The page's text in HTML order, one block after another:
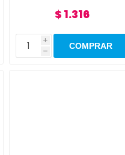
$ 1.316
i
h